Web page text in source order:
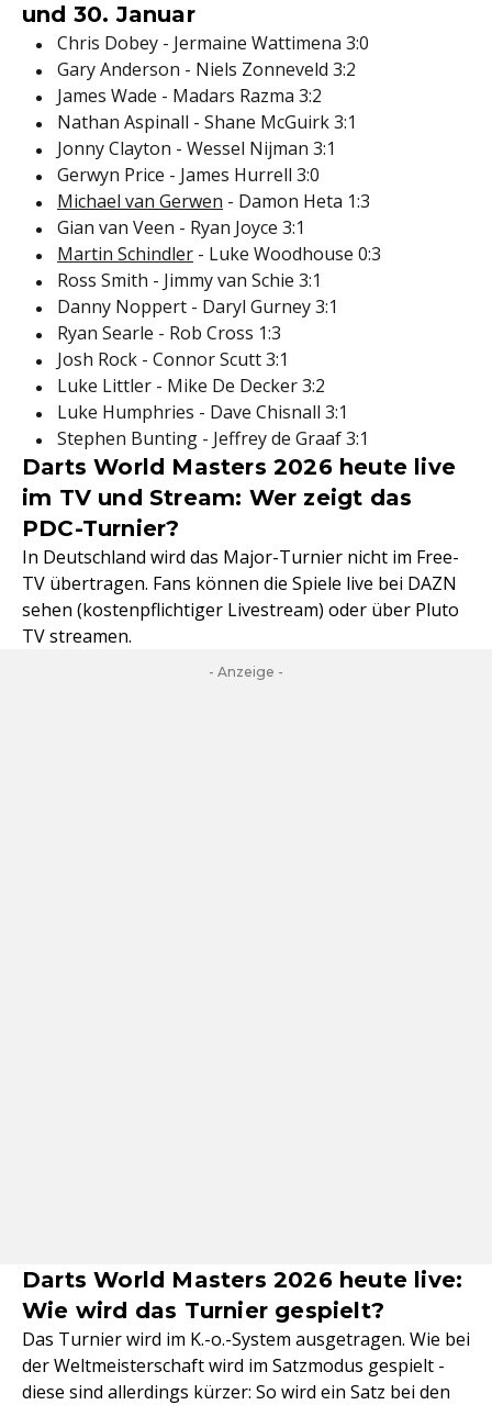
und 30. Januar
Chris Dobey - Jermaine Wattimena 3:0
Gary Anderson - Niels Zonneveld 3:2
James Wade - Madars Razma 3:2
Nathan Aspinall - Shane McGuirk 3:1
Jonny Clayton - Wessel Nijman 3:1
Gerwyn Price - James Hurrell 3:0
Michael van Gerwen - Damon Heta 1:3
Gian van Veen - Ryan Joyce 3:1
Martin Schindler - Luke Woodhouse 0:3
Ross Smith - Jimmy van Schie 3:1
Danny Noppert - Daryl Gurney 3:1
Ryan Searle - Rob Cross 1:3
Josh Rock - Connor Scutt 3:1
Luke Littler - Mike De Decker 3:2
Luke Humphries - Dave Chisnall 3:1
Stephen Bunting - Jeffrey de Graaf 3:1
Darts World Masters 2026 heute live
im TV und Stream: Wer zeigt das
PDC-Turnier?
In Deutschland wird das Major-Turnier nicht im Free-
TV übertragen. Fans können die Spiele live bei DAZN
sehen (kostenpflichtiger Livestream) oder über Pluto
TV streamen.
- Anzeige -
Darts World Masters 2026 heute live:
Wie wird das Turnier gespielt?
Das Turnier wird im K.-o.-System ausgetragen. Wie bei
der Weltmeisterschaft wird im Satzmodus gespielt -
diese sind allerdings kürzer: So wird ein Satz bei den